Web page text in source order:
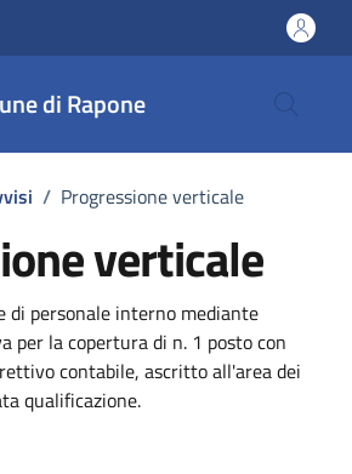
di Rapone
/ Progressione verticale
verticale
notizia
di personale interno mediante
per la copertura di n. 1 posto con
contabile, ascritto all'area dei
qualificazione.